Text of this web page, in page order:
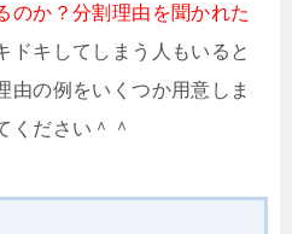
のか？分割理由を聞かれた
ドキしてしまう人もいると
由の例をいくつか用意しま
ください＾＾